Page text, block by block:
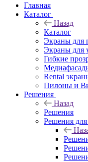
Главная
Каталог
Назад
Каталог
Экраны для
Экраны для
Гибкие
Rental
Пилоны и
Решения
Назад
Решения
Решения